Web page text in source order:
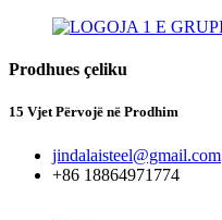
Prodhues çeliku
15 Vjet Përvojë në Prodhim
jindalaisteel@gmail.com
+86 18864971774